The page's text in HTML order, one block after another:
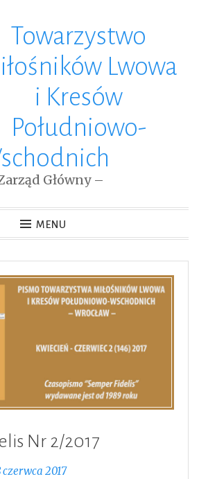
Towarzystwo
Lwowa
i Kresów
Południowo-
Główny –
MENU
Nr 2/2017
czerwca 2017